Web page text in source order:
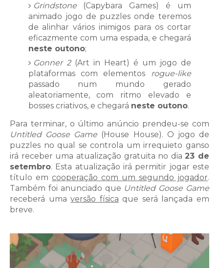
Grindstone(Capybara Games) é um
animado jogo de puzzles onde teremos
de alinhar vários inimigos para os cortar
eficazmente com uma espada, e chegará
neste outono;
Gonner 2(Art in Heart) é um jogo de
plataformas com elementos rogue-like
passado num mundo gerado
aleatoriamente, com ritmo elevado e
bosses criativos, e chegará neste outono.
Para terminar, o último anúncio prendeu-se com
Untitled Goose Game (House House). O jogo de
puzzles no qual se controla um irrequieto ganso
irá receber uma atualização gratuita no dia 23 de
setembro. Esta atualização irá permitir jogar este
título em cooperação com um segundo jogador.
Também foi anunciado que Untitled Goose Game
receberá umaversão física que será lançada em
breve.